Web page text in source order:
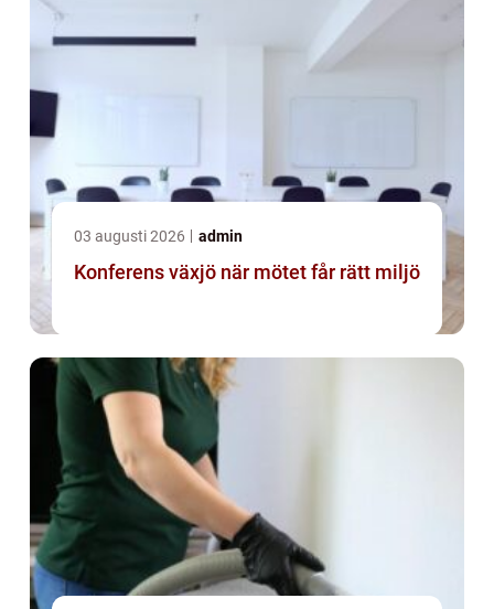
03 augusti 2026 admin
Konferens växjö när mötet får rätt miljö